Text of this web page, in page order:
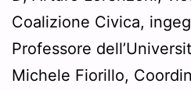
Coalizione Civica,
Professore
Michele Fiorillo,